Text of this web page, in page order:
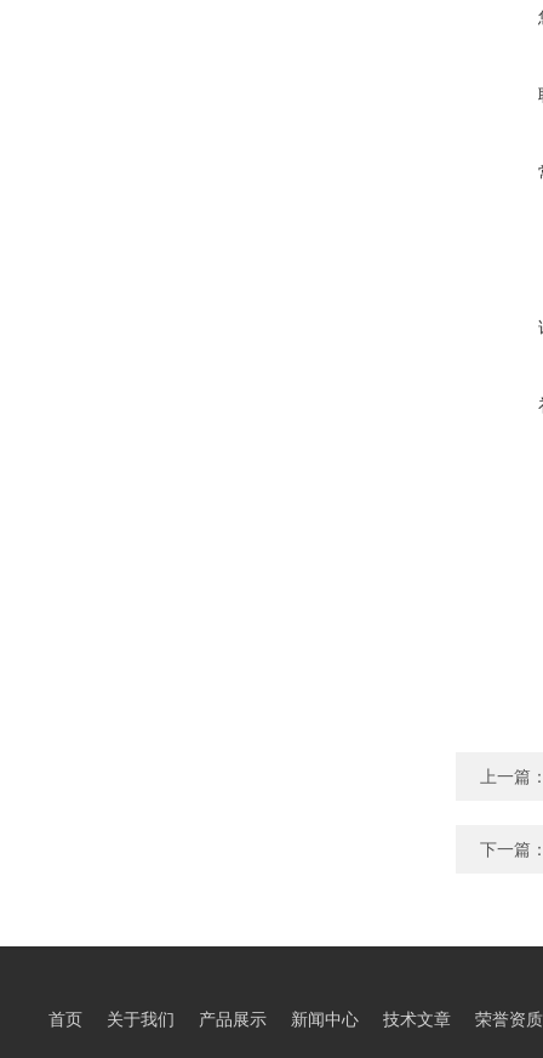
上一篇
下一篇
首页 关于我们 产品展示 新闻中心 技术文章 荣誉资质